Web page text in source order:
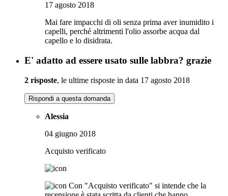
17 agosto 2018
Mai fare impacchi di oli senza prima aver inumidito i
capelli, perché altrimenti l'olio assorbe acqua dal
capello e lo disidrata.
E' adatto ad essere usato sulle labbra? grazie
2 risposte, le ultime risposte in data 17 agosto 2018
Rispondi a questa domanda
Alessia
04 giugno 2018
Acquisto verificato
Con "Acquisto verificato" si intende che la